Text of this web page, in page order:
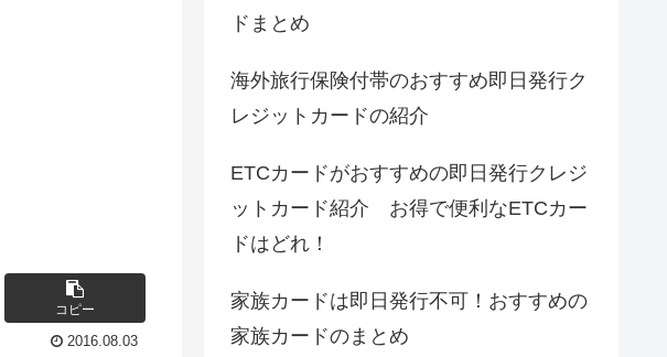
コピー
2016.08.03
ドまとめ
海外旅行保険付帯のおすすめ即日発行ク
レジットカードの紹介
ETCカードがおすすめの即日発行クレジ
ットカード紹介 お得で便利なETCカー
ドはどれ！
家族カードは即日発行不可！おすすめの
家族カードのまとめ